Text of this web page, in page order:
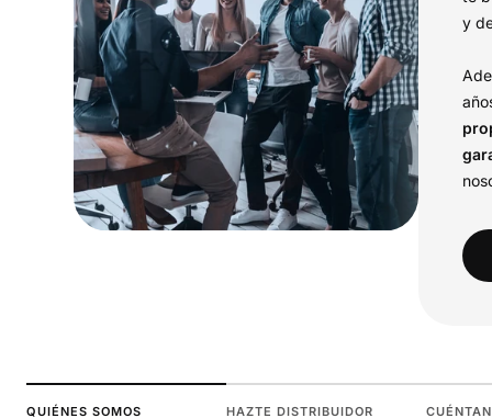
y
QUIÉNES SOMOS HAZTE DISTRIBUIDOR